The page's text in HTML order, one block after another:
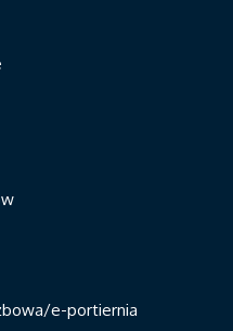
e-portiernia